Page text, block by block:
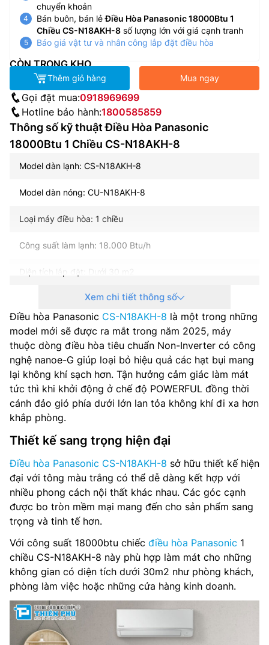
chuyển khoản
Bán buôn, bán lẻĐiều Hòa Panasonic 18000Btu 1
Chiều CS-N18AKH-8 số lượng lớn với giá cạnh tranh
Báo giá vật tư và nhân công lắp đặt điều hòa
CÒN TRONG KHO
Thêm giỏ hàng Mua ngay
Gọi đặt mua:0918969699
Hotline bảo hành:1800585859
Thông số kỹ thuật Điều Hòa Panasonic
18000Btu 1 Chiều CS-N18AKH-8
Model dàn lạnh: CS-N18AKH-8
Model dàn nóng: CU-N18AKH-8
Loại máy điều hòa: 1 chiều
Công suất làm lạnh: 18.000 Btu/h
Diện tích lắp đặt: Dưới 30 m2
Nguồn điện: 1 pha, 220-240 V, 50-60 Hz
Điện năng tiêu thụ (làm lạnh): 1.600 W
Công nghệ inverter: Không
Lưu lượng gió: 19.3 m3/h
Môi chất lạnh: R32
Trọng lượng dàn lạnh: 12 kg
Kích thước dàn nóng (RxCxS): 824 x 619 x 299 mm
Trọng lượng dàn nóng: 33 kg
Kích thước đường ống (lỏng/gas): 6/12 mm
Nơi sản xuất: Indonesia
Hãng sản xuất: Panasonic
Năm ra mắt: 2025
Xem chi tiết thông số
Điều hòa Panasonic CS-N18AKH-8 là một trong những
model mới sẽ được ra mắt trong năm 2025, máy
thuộc dòng điều hòa tiêu chuẩn Non-Inverter có công
nghệ nanoe-G giúp loại bỏ hiệu quả các hạt bụi mang
lại không khí sạch hơn. Tận hưởng cảm giác làm mát
tức thì khi khởi động ở chế độ POWERFUL đồng thời
cánh đảo gió phía dưới lớn lan tỏa không khí đi xa hơn
khắp phòng.
Thiết kế sang trọng hiện đại
Điều hòa Panasonic CS-N18AKH-8 sở hữu thiết kế hiện
đại với tông màu trắng có thể dễ dàng kết hợp với
nhiều phong cách nội thất khác nhau. Các góc cạnh
được bo tròn mềm mại mang đến cho sản phẩm sang
trọng và tinh tế hơn.
Với công suất 18000btu chiếc điều hòa Panasonic 1
chiều CS-N18AKH-8 này phù hợp làm mát cho những
không gian có diện tích dưới 30m2 như phòng khách,
phòng làm việc hoặc những cửa hàng kinh doanh.